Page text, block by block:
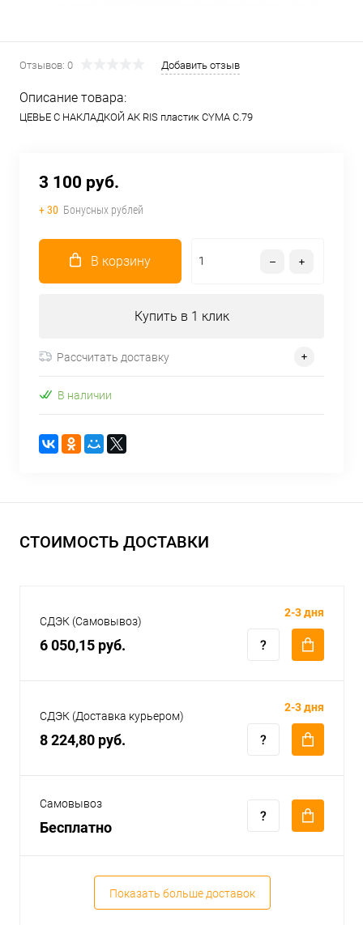
Отзывов: 0 Добавить отзыв
Описание товара:
ЦЕВЬЕ С НАКЛАДКОЙ АК RIS пластик CYMA C.79
3 100 руб.
+ 30 Бонусных рублей
В корзину
Купить в 1 клик
Рассчитать доставку
В наличии
СТОИМОСТЬ ДОСТАВКИ
СДЭК (Самовывоз)
6 050,15 руб.
2-3 дня
СДЭК (Доставка курьером)
8 224,80 руб.
2-3 дня
Самовывоз
Бесплатно
Показать больше доставок